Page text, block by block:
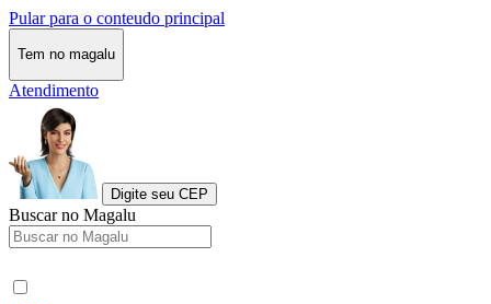
Pular para o conteudo principal
Tem no magalu
Atendimento
Digite seu CEP
Buscar no Magalu